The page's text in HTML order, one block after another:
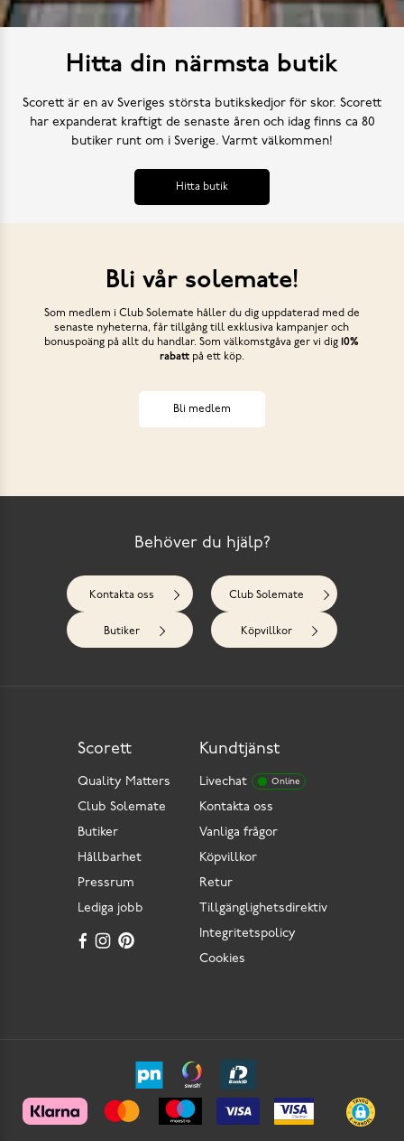
Hitta din närmsta butik
Scorett är en av Sveriges största butikskedjor för skor. Scorett
har expanderat kraftigt de senaste åren och idag finns ca 80
butiker runt om i Sverige. Varmt välkommen!
Hitta butik
Bli vår solemate!
Som medlem i Club Solemate håller du dig uppdaterad med de
senaste nyheterna, får tillgång till exklusiva kampanjer och
bonuspoäng på allt du handlar. Som välkomstgåva ger vi dig 10%
rabattpå ett köp.
Bli medlem
Behöver du hjälp?
Kontakta oss Club Solemate
Butiker Köpvillkor
Kundtjänst
Livechat Online
Kontakta oss
Vanliga frågor
Köpvillkor
Retur
Tillgänglighetsdirektiv
Integritetspolicy
Cookies
Scorett
Quality Matters
Club Solemate
Butiker
Hållbarhet
Pressrum
Lediga jobb